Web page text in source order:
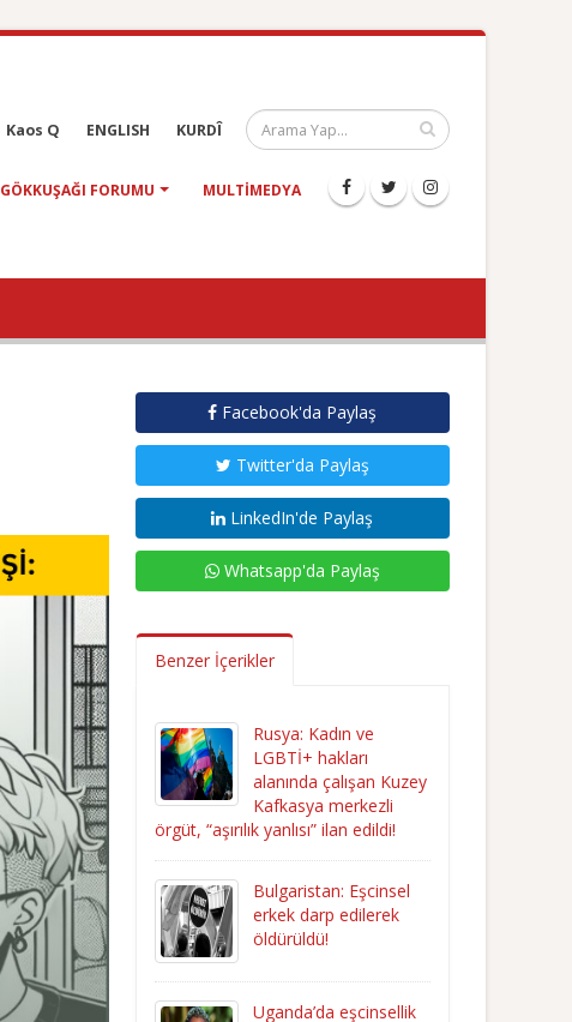
Kaos Q ENGLISH KURDÎ
GÖKKUŞAĞI FORUMU MULTIMEDYA
Facebook'da Paylaş
Twitter'da Paylaş
LinkedIn'de Paylaş
Whatsapp'da Paylaş
Benzer İçerikler
Rusya: Kadın ve
LGBTİ+ hakları
alanında çalışan Kuzey
Kafkasya merkezli
örgüt, “aşırılık yanlısı” ilan edildi!
Bulgaristan: Eşcinsel
erkek darp edilerek
öldürüldü!
Uganda’da eşcinsellik